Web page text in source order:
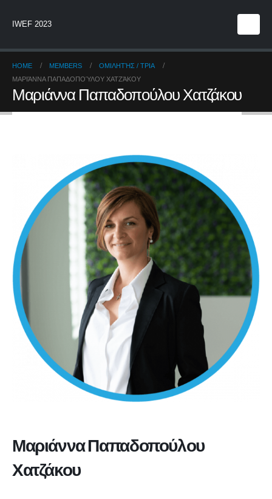
IWEF 2023
HOME MEMBERS
ΟΜΙΛΗΤΉΣ / ΤΡΙΑ
ΜΑΡΙΆΝΝΑ ΠΑΠΑΔΟΠΟΎΛΟΥ ΧΑΤΖΆΚΟΥ
Μαριάννα Παπαδοπούλου Χατζάκου
Μαριάννα Παπαδοπούλου
Χατζάκου